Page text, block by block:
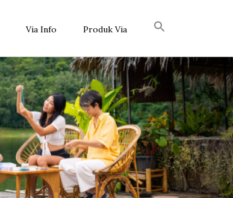
Via Info Produk Via